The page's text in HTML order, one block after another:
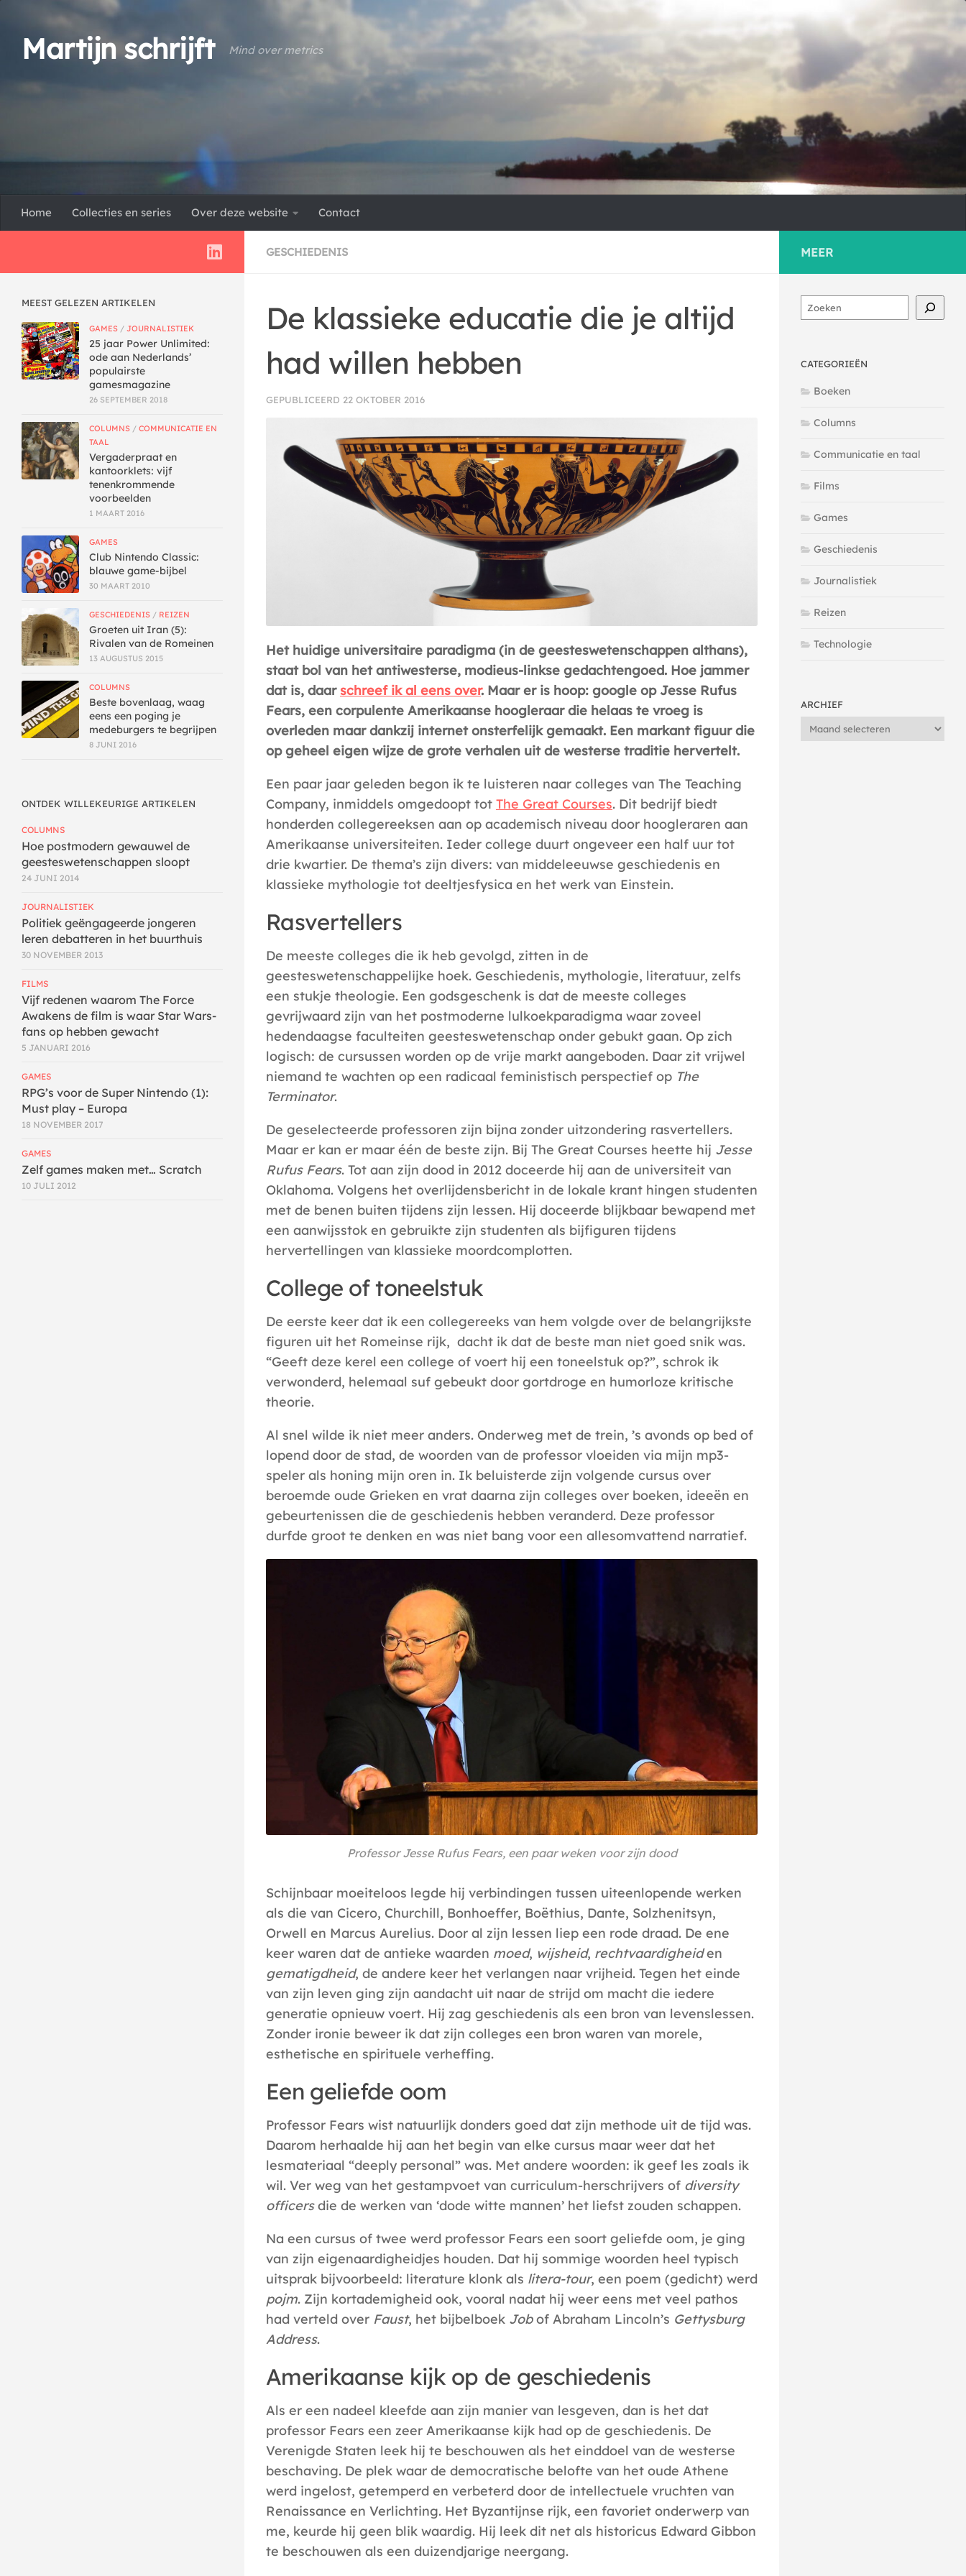
Doorgaan naar inhoud
Martijn schrijft Mind over metrics
Home Collecties en series Over deze website Contact
GESCHIEDENIS
De klassieke educatie die je altijd
had willen hebben
GEPUBLICEERD 22 OKTOBER 2016
Het huidige universitaire paradigma (in de geesteswetenschappen althans),
staat bol van het antiwesterse, modieus-linkse gedachtengoed. Hoe jammer
dat is, daar schreef ik al eens over. Maar er is hoop: google op Jesse Rufus
Fears, een corpulente Amerikaanse hoogleraar die helaas te vroeg is
overleden maar dankzij internet onsterfelijk gemaakt. Een markant figuur die
op geheel eigen wijze de grote verhalen uit de westerse traditie hervertelt.
Een paar jaar geleden begon ik te luisteren naar colleges van The Teaching
Company, inmiddels omgedoopt tot The Great Courses. Dit bedrijf biedt
honderden collegereeksen aan op academisch niveau door hoogleraren aan
Amerikaanse universiteiten. Ieder college duurt ongeveer een half uur tot
drie kwartier. De thema’s zijn divers: van middeleeuwse geschiedenis en
klassieke mythologie tot deeltjesfysica en het werk van Einstein.
Rasvertellers
De meeste colleges die ik heb gevolgd, zitten in de
geesteswetenschappelijke hoek. Geschiedenis, mythologie, literatuur, zelfs
een stukje theologie. Een godsgeschenk is dat de meeste colleges
gevrijwaard zijn van het postmoderne lulkoekparadigma waar zoveel
hedendaagse faculteiten geesteswetenschap onder gebukt gaan. Op zich
logisch: de cursussen worden op de vrije markt aangeboden. Daar zit vrijwel
niemand te wachten op een radicaal feministisch perspectief op The
Terminator.
De geselecteerde professoren zijn bijna zonder uitzondering rasvertellers.
Maar er kan er maar één de beste zijn. Bij The Great Courses heette hij Jesse
Rufus Fears. Tot aan zijn dood in 2012 doceerde hij aan de universiteit van
Oklahoma. Volgens het overlijdensbericht in de lokale krant hingen studenten
met de benen buiten tijdens zijn lessen. Hij doceerde blijkbaar bewapend met
een aanwijsstok en gebruikte zijn studenten als bijfiguren tijdens
hervertellingen van klassieke moordcomplotten.
College of toneelstuk
De eerste keer dat ik een collegereeks van hem volgde over de belangrijkste
figuren uit het Romeinse rijk, dacht ik dat de beste man niet goed snik was.
“Geeft deze kerel een college of voert hij een toneelstuk op?”, schrok ik
verwonderd, helemaal suf gebeukt door gortdroge en humorloze kritische
theorie.
Al snel wilde ik niet meer anders. Onderweg met de trein, ’s avonds op bed of
lopend door de stad, de woorden van de professor vloeiden via mijn mp3-
speler als honing mijn oren in. Ik beluisterde zijn volgende cursus over
beroemde oude Grieken en vrat daarna zijn colleges over boeken, ideeën en
gebeurtenissen die de geschiedenis hebben veranderd. Deze professor
durfde groot te denken en was niet bang voor een allesomvattend narratief.
Professor Jesse Rufus Fears, een paar weken voor zijn dood
Schijnbaar moeiteloos legde hij verbindingen tussen uiteenlopende werken
als die van Cicero, Churchill, Bonhoeffer, Boëthius, Dante, Solzhenitsyn,
Orwell en Marcus Aurelius. Door al zijn lessen liep een rode draad. De ene
keer waren dat de antieke waarden moed, wijsheid, rechtvaardigheiden
gematigdheid, de andere keer het verlangen naar vrijheid. Tegen het einde
van zijn leven ging zijn aandacht uit naar de strijd om macht die iedere
generatie opnieuw voert. Hij zag geschiedenis als een bron van levenslessen.
Zonder ironie beweer ik dat zijn colleges een bron waren van morele,
esthetische en spirituele verheffing.
Een geliefde oom
Professor Fears wist natuurlijk donders goed dat zijn methode uit de tijd was.
Daarom herhaalde hij aan het begin van elke cursus maar weer dat het
lesmateriaal “deeply personal” was. Met andere woorden: ik geef les zoals ik
wil. Ver weg van het gestampvoet van curriculum-herschrijvers of diversity
officersdie de werken van ‘dode witte mannen’ het liefst zouden schappen.
Na een cursus of twee werd professor Fears een soort geliefde oom, je ging
van zijn eigenaardigheidjes houden. Dat hij sommige woorden heel typisch
uitsprak bijvoorbeeld: literature klonk als litera-tour, een poem (gedicht) werd
pojm. Zijn kortademigheid ook, vooral nadat hij weer eens met veel pathos
had verteld over Faust, het bijbelboek Jobof Abraham Lincoln’s Gettysburg
Address.
Amerikaanse kijk op de geschiedenis
Als er een nadeel kleefde aan zijn manier van lesgeven, dan is het dat
professor Fears een zeer Amerikaanse kijk had op de geschiedenis. De
Verenigde Staten leek hij te beschouwen als het einddoel van de westerse
beschaving. De plek waar de democratische belofte van het oude Athene
werd ingelost, getemperd en verbeterd door de intellectuele vruchten van
Renaissance en Verlichting. Het Byzantijnse rijk, een favoriet onderwerp van
me, keurde hij geen blik waardig. Hij leek dit net als historicus Edward Gibbon
te beschouwen als een duizendjarige neergang.
MEEST GELEZEN ARTIKELEN
GAMES / JOURNALISTIEK
25 jaar Power Unlimited:
ode aan Nederlands’
populairste
gamesmagazine
26 SEPTEMBER 2018
COLUMNS / COMMUNICATIE EN
TAAL
Vergaderpraat en
kantoorklets: vijf
tenenkrommende
voorbeelden
1 MAART 2016
GAMES
Club Nintendo Classic:
blauwe game-bijbel
30 MAART 2010
GESCHIEDENIS / REIZEN
Groeten uit Iran (5):
Rivalen van de Romeinen
13 AUGUSTUS 2015
COLUMNS
Beste bovenlaag, waag
eens een poging je
medeburgers te begrijpen
8 JUNI 2016
ONTDEK WILLEKEURIGE ARTIKELEN
COLUMNS
Hoe postmodern gewauwel de
geesteswetenschappen sloopt
24 JUNI 2014
JOURNALISTIEK
Politiek geëngageerde jongeren
leren debatteren in het buurthuis
30 NOVEMBER 2013
FILMS
Vijf redenen waarom The Force
Awakens de film is waar Star Wars-
fans op hebben gewacht
5 JANUARI 2016
GAMES
RPG’s voor de Super Nintendo (1):
Must play – Europa
18 NOVEMBER 2017
GAMES
Zelf games maken met… Scratch
10 JULI 2012
MEER
Zoeken
CATEGORIEËN
Boeken
Columns
Communicatie en taal
Films
Games
Geschiedenis
Journalistiek
Reizen
Technologie
ARCHIEF
Archief